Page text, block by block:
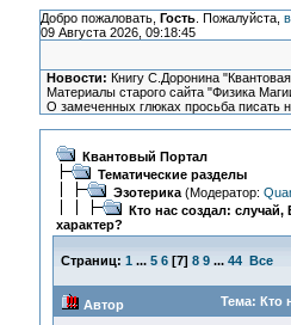
Добро пожаловать, Гость. Пожалуйста,
09 Августа 2026, 09:18:45
Новости: Книгу С.Доронина
Материалы старого сайта "Физика
О замеченных глюках просьба писать
Квантовый Портал
Тематические разделы
Эзотерика(Модератор:
Кто нас создал:
характер?
Страниц: 1 ... 5 6[7] 8 9 ... 44 Все
Автор Тема: Кто